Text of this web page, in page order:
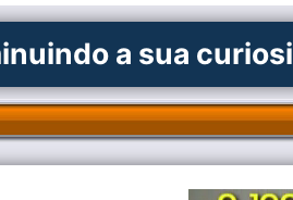
a sua